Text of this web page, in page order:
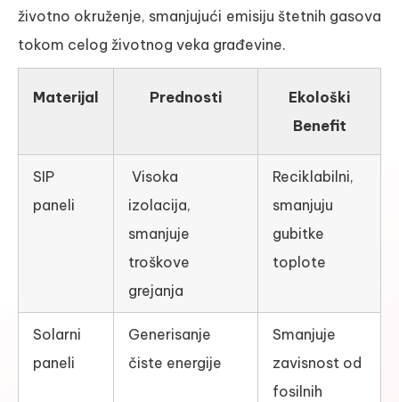
životno okruženje, smanjujući emisiju štetnih gasova
tokom celog životnog veka građevine.
Materijal Prednosti
Ekološki
Benefit
SIP
paneli
Visoka
izolacija,
smanjuje
troškove
grejanja
Reciklabilni,
smanjuju
gubitke
toplote
Solarni
paneli
Generisanje
čiste energije
Smanjuje
zavisnost od
fosilnih